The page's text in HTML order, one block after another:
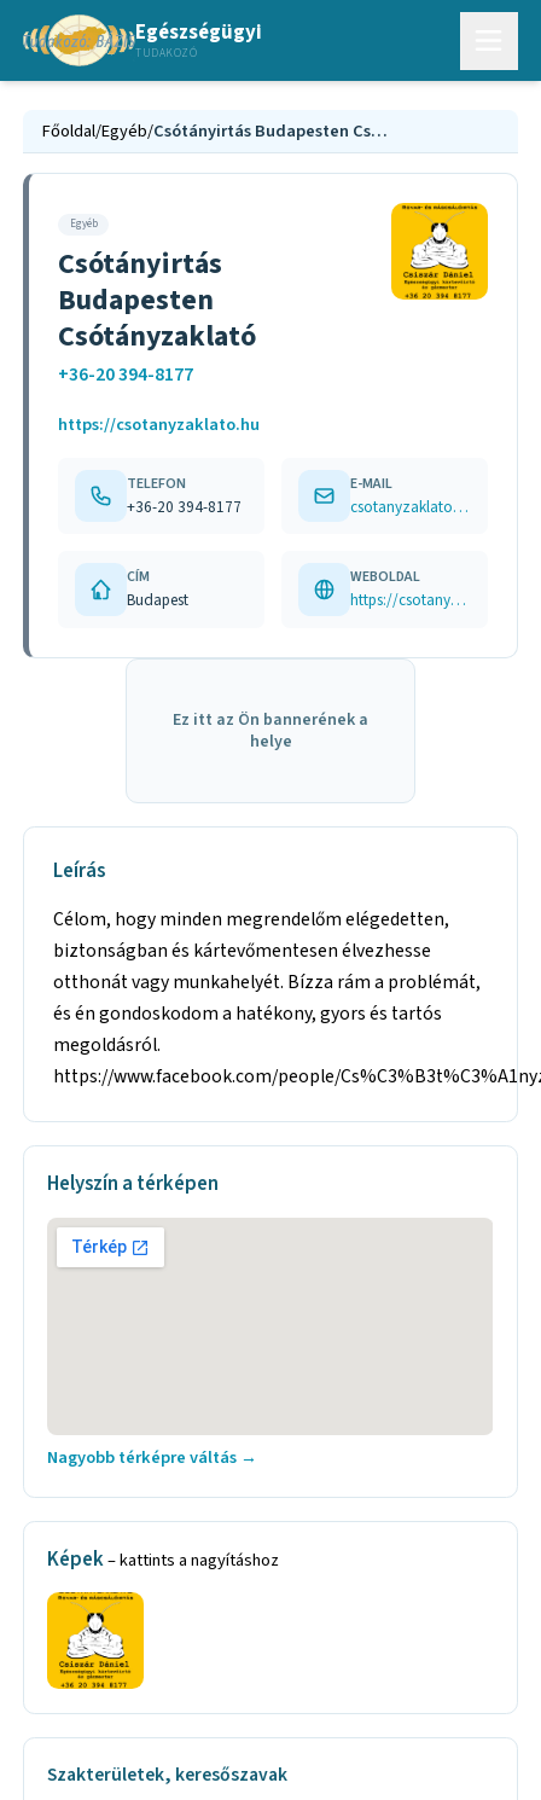
Egészségügyi
TUDAKOZÓ
Főoldal/Egyéb/ Csótányirtás Budapesten Csótányzaklató
Egyéb
Csótányirtás
Budapesten
Csótányzaklató
+36-20 394-8177
https://csotanyzaklato.hu
TELEFON
+36-20 394-8177
E-MAIL
csotanyzaklato@gmail.com
CÍM
Budapest
WEBOLDAL
https://csotanyzaklato.hu
Ez itt az Ön bannerének a
helye
Leírás
Célom, hogy minden megrendelőm elégedetten,
biztonságban és kártevőmentesen élvezhesse
otthonát vagy munkahelyét. Bízza rám a problémát,
és én gondoskodom a hatékony, gyors és tartós
megoldásról.
https://www.facebook.com/people/
Helyszín a térképen
Nagyobb térképre váltás →
Képek– kattints a nagyításhoz
Szakterületek, keresőszavak